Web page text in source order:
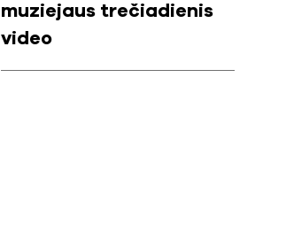
muziejaus trečiadienis
video